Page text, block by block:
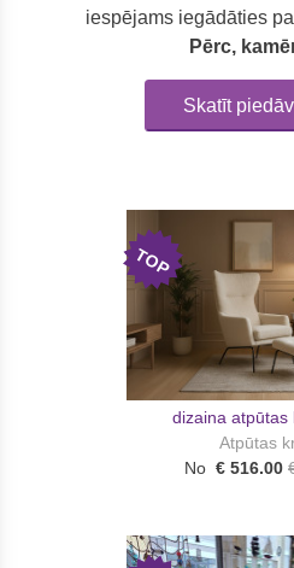
iespējams iegādāties
Pērc,
Skatīt
TOP
dizaina atpūtas
Atpūtas
No € 516.00